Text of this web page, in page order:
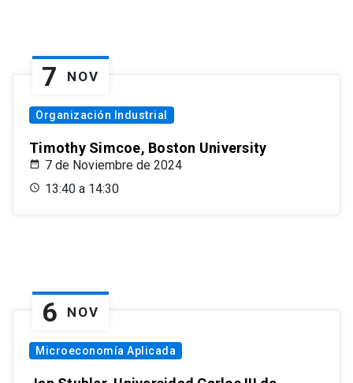
7 NOV
Organización Industrial
Timothy Simcoe, Boston University
7 de Noviembre de 2024
13:40 a 14:30
6 NOV
Microeconomía Aplicada